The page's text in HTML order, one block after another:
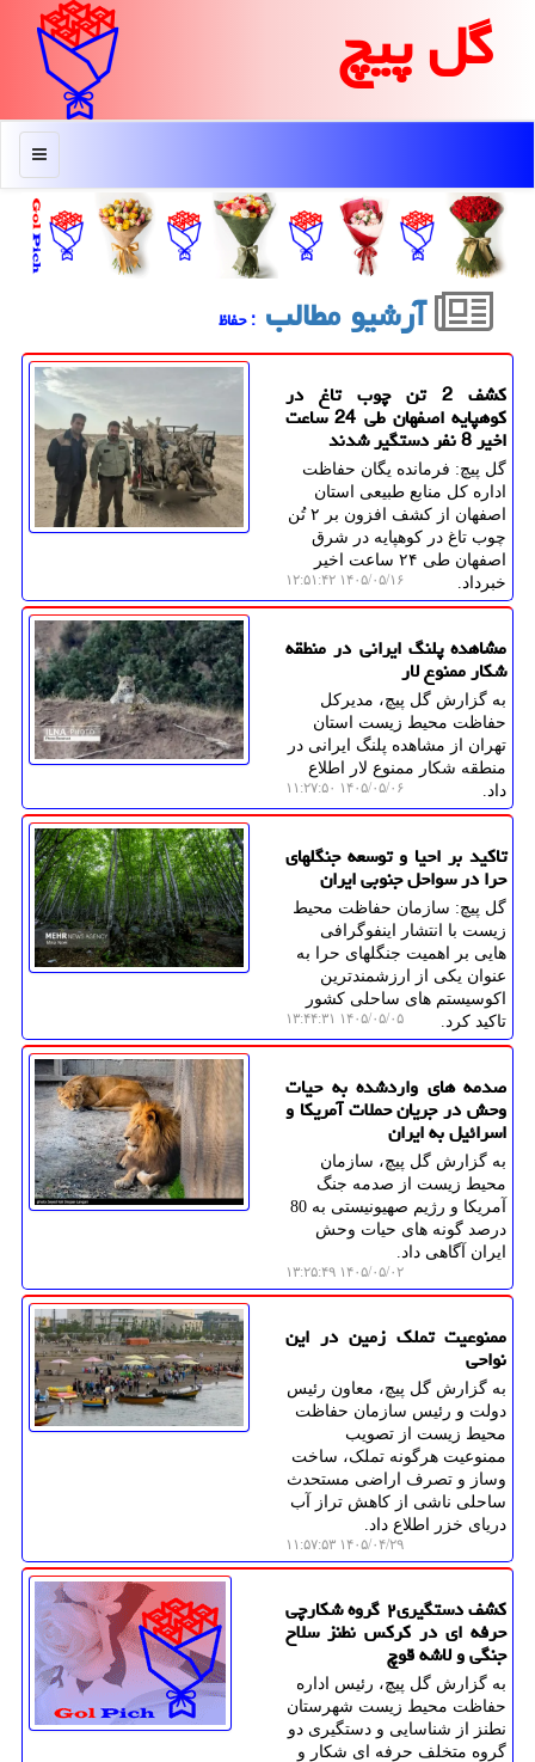
گل پیچ
منو
آرشیو مطالب : حفاظ
کشف 2 تن چوب تاغ در
کوهپایه اصفهان طی 24 ساعت
اخیر 8 نفر دستگیر شدند
گل پیچ: فرمانده یگان حفاظت
اداره کل منابع طبیعی استان
اصفهان از کشف افزون بر ۲ تُن
چوب تاغ در کوهپایه در شرق
اصفهان طی ۲۴ ساعت اخیر
خبرداد.
۱۴۰۵/۰۵/۱۶ ۱۲:۵۱:۴۲
مشاهده پلنگ ایرانی در منطقه
شکار ممنوع لار
به گزارش گل پیچ، مدیرکل
حفاظت محیط زیست استان
تهران از مشاهده پلنگ ایرانی در
منطقه شکار ممنوع لار اطلاع
داد.
۱۴۰۵/۰۵/۰۶ ۱۱:۲۷:۵۰
تاکید بر احیا و توسعه جنگلهای
حرا در سواحل جنوبی ایران
گل پیچ: سازمان حفاظت محیط
زیست با انتشار اینفوگرافی
هایی بر اهمیت جنگلهای حرا به
عنوان یکی از ارزشمندترین
اکوسیستم های ساحلی کشور
تاکید کرد.
۱۴۰۵/۰۵/۰۵ ۱۳:۴۴:۳۱
صدمه های واردشده به حیات
وحش در جریان حملات آمریکا و
اسرائیل به ایران
به گزارش گل پیچ، سازمان
محیط زیست از صدمه جنگ
آمریکا و رژیم صهیونیستی به 80
درصد گونه های حیات وحش
ایران آگاهی داد.
۱۴۰۵/۰۵/۰۲ ۱۳:۲۵:۴۹
ممنوعیت تملک زمین در این
نواحی
به گزارش گل پیچ، معاون رئیس
دولت و رئیس سازمان حفاظت
محیط زیست از تصویب
ممنوعیت هرگونه تملک، ساخت
وساز و تصرف اراضی مستحدث
ساحلی ناشی از کاهش تراز آب
دریای خزر اطلاع داد.
۱۴۰۵/۰۴/۲۹ ۱۱:۵۷:۵۳
کشف دستگیری۲ گروه شکارچی
حرفه ای در کرکس نطنز سلاح
جنگی و لاشه قوچ
به گزارش گل پیچ، رئیس اداره
حفاظت محیط زیست شهرستان
نطنز از شناسایی و دستگیری دو
گروه متخلف حرفه ای شکار و